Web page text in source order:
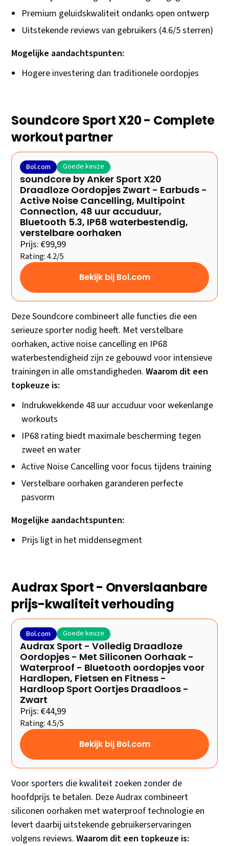
Premium geluidskwaliteit ondanks open ontwerp
Uitstekende reviews van gebruikers (4.6/5 sterren)
Mogelijke aandachtspunten:
Hogere investering dan traditionele oordopjes
Soundcore Sport X20 - Complete
workout partner
Bol.com Goede keuze
soundcore by Anker Sport X20
Draadloze Oordopjes Zwart - Earbuds -
Active Noise Cancelling, Multipoint
Connection, 48 uur accuduur,
Bluetooth 5.3, IP68 waterbestendig,
verstelbare oorhaken
Prijs: €99,99
Rating: 4.2/5
Bekijk bij Bol.com
Deze Soundcore combineert alle functies die een
serieuze sporter nodig heeft. Met verstelbare
oorhaken, active noise cancelling en IP68
waterbestendigheid zijn ze gebouwd voor intensieve
trainingen in alle omstandigheden.Waarom dit een
topkeuze is:
Indrukwekkende 48 uur accuduur voor wekenlange
workouts
IP68 rating biedt maximale bescherming tegen
zweet en water
Active Noise Cancelling voor focus tijdens training
Verstelbare oorhaken garanderen perfecte
pasvorm
Mogelijke aandachtspunten:
Prijs ligt in het middensegment
Audrax Sport - Onverslaanbare
prijs-kwaliteit verhouding
Bol.com Goede keuze
Audrax Sport - Volledig Draadloze
Oordopjes - Met Siliconen Oorhaak -
Waterproof - Bluetooth oordopjes voor
Hardlopen, Fietsen en Fitness -
Hardloop Sport Oortjes Draadloos -
Zwart
Prijs: €44,99
Rating: 4.5/5
Bekijk bij Bol.com
Voor sporters die kwaliteit zoeken zonder de
hoofdprijs te betalen. Deze Audrax combineert
siliconen oorhaken met waterproof technologie en
levert daarbij uitstekende gebruikerservaringen
volgens reviews.Waarom dit een topkeuze is: